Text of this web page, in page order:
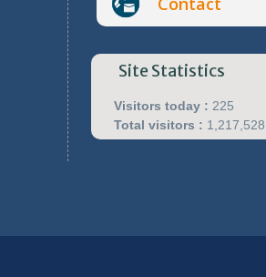
Site Statistics
Visitors today : 225
Total visitors : 1,217,528